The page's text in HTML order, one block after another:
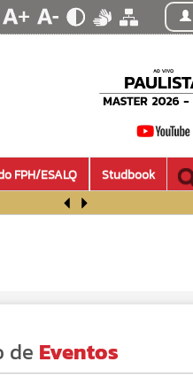
FPH/ESALQ Studbook
de Eventos